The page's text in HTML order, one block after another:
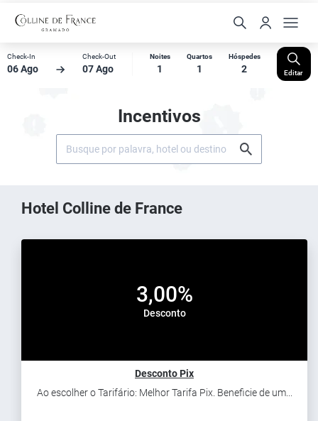
Check-In
06 Ago
Check-Out
07 Ago
Noites
1
Quartos
1
Hóspedes
2 Editar
Incentivos
Hotel Colline de France
3,00%
Desconto
Desconto Pix
Ao escolher o Tarifário: Melhor Tarifa Pix. Beneficie de um...